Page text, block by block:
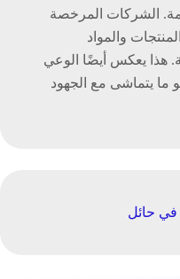
الشركات المرخصة
والمواد
هذا يعكس أيضًا الوعي
ما يتماشى مع الجهود
حائل